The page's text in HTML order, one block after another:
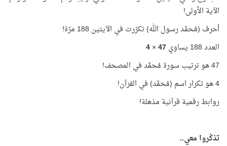
الآية الأولى!
أحرف (مُحمَّد رسول الله) تكرّرت في الآيتين 188 مرّة!
العدد 188 يساوي
47
×
4
47 هو ترتيب سورة مُحمَّد في المصحف!
4 هو تكرار اسم (مُحمَّد) في القرآن!
روابط رقمية قرآنية مذهلة!
تذكّروا معي..